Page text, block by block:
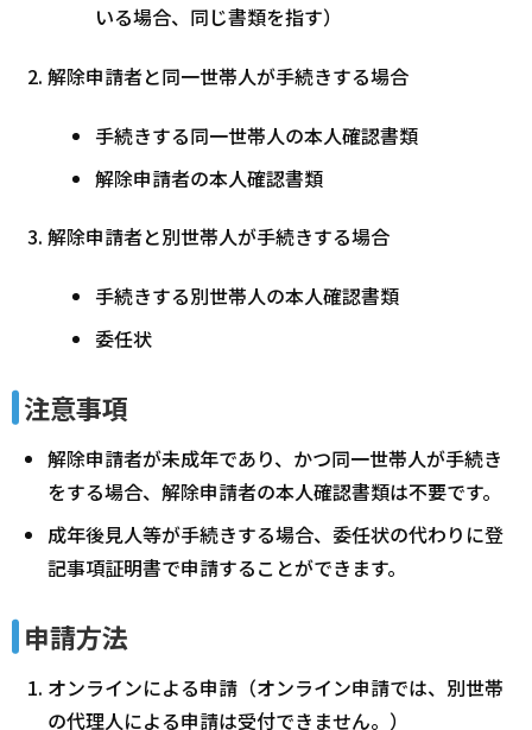
いる場合、同じ書類を指す）
解除申請者と同一世帯人が手続きする場合
手続きする同一世帯人の本人確認書類
解除申請者の本人確認書類
解除申請者と別世帯人が手続きする場合
手続きする別世帯人の本人確認書類
委任状
注意事項
解除申請者が未成年であり、かつ同一世帯人が手続き
をする場合、解除申請者の本人確認書類は不要です。
成年後見人等が手続きする場合、委任状の代わりに登
記事項証明書で申請することができます。
申請方法
オンラインによる申請（オンライン申請では、別世帯
の代理人による申請は受付できません。）